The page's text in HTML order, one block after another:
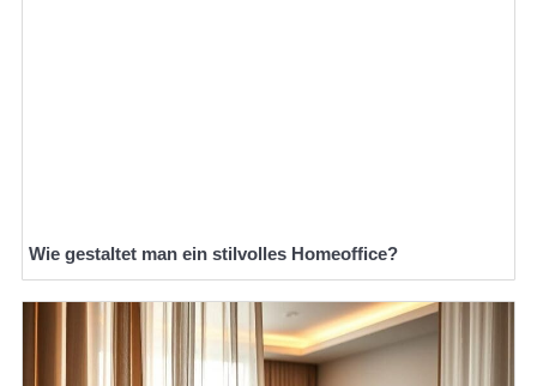
Wie gestaltet man ein stilvolles Homeoffice?